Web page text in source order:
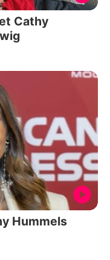
Cathy
Hummels